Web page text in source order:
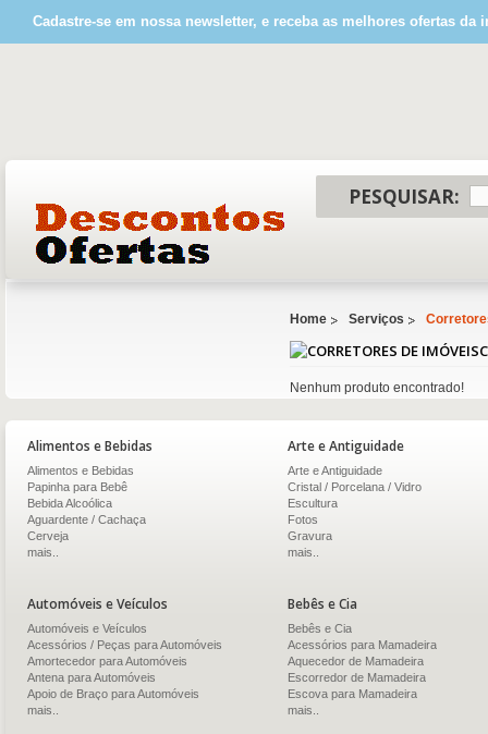
Cadastre-se em nossa newsletter, e receba as melhores ofertas da
PESQUISAR:
Home Serviços
Nenhum produto encontrado!
Alimentos e Bebidas
Alimentos e Bebidas
Papinha para Bebê
Bebida Alcoólica
Aguardente / Cachaça
Cerveja
mais..
Arte e Antiguidade
Arte e Antiguidade
Cristal / Porcelana / Vidro
Escultura
Fotos
Gravura
mais..
Automóveis e Veículos
Automóveis e Veículos
Acessórios / Peças para Automóveis
Amortecedor para Automóveis
Antena para Automóveis
Apoio de Braço para Automóveis
mais..
Bebês e Cia
Bebês e Cia
Acessórios para Mamadeira
Aquecedor de Mamadeira
Escorredor de Mamadeira
Escova para Mamadeira
mais..